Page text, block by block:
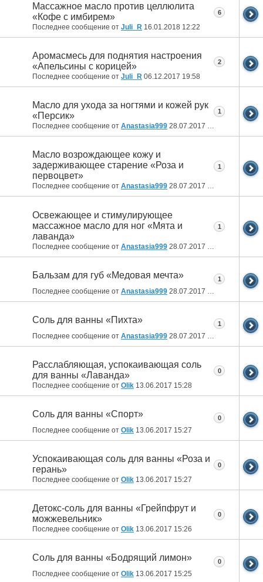
Массажное масло против целлюлита
«Кофе с имбирем»
Последнее сообщение от Juli_R 16.01.2018 12:22
6
Аромасмесь для поднятия настроения
«Апельсины с корицей»
Последнее сообщение от Juli_R 06.12.2017 19:58
2
Масло для ухода за ногтями и кожей рук
«Персик»
Последнее сообщение от Anastasia999 28.07.2017 13:31
1
Масло возрождающее кожу и
задерживающее старение «Роза и
первоцвет»
Последнее сообщение от Anastasia999 28.07.2017 13:29
1
Освежающее и стимулирующее
массажное масло для ног «Мята и
лаванда»
Последнее сообщение от Anastasia999 28.07.2017
1
Бальзам для губ «Медовая мечта»
Последнее сообщение от Anastasia999 28.07.2017
1
Соль для ванны «Пихта»
Последнее сообщение от Anastasia999 28.07.2017
1
Расслабляющая, успокаивающая соль
для ванны «Лаванда»
Последнее сообщение от Olik 13.06.2017 15:28
0
Соль для ванны «Спорт»
Последнее сообщение от Olik 13.06.2017 15:27
0
Успокаивающая соль для ванны «Роза и
герань»
Последнее сообщение от Olik 13.06.2017 15:27
0
Детокс-соль для ванны «Грейпфрут и
можжевельник»
Последнее сообщение от Olik 13.06.2017 15:26
0
Соль для ванны «Бодрящий лимон»
Последнее сообщение от Olik 13.06.2017 15:25
0